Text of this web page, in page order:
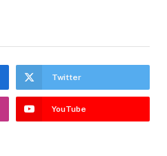
Twitter
YouTube